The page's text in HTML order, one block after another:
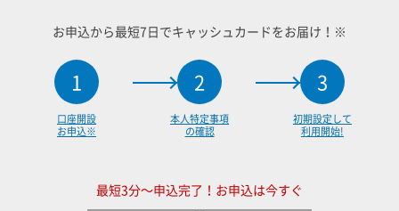
お申込から最短7日でキャッシュカードをお届け！※
1
口座開設
お申込※
2
本人特定事項
の確認
3
初期設定して
利用開始!
最短3分～申込完了！お申込は今すぐ